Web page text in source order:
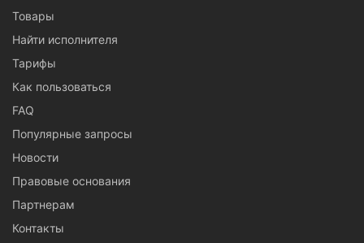
Товары
Найти исполнителя
Тарифы
Как пользоваться
FAQ
Популярные запросы
Новости
Правовые основания
Партнерам
Контакты